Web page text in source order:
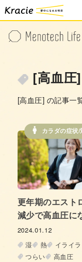
[高血圧
[高血圧] の記事一
カラダの症状/
更年期のエスト
減少で高血圧に
原因と血圧との
い方
2024.01.12
湿
熱
イライラ
つらい
高血圧